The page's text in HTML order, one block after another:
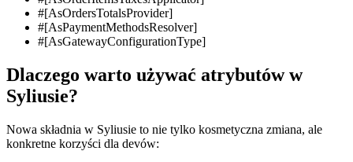
#[AsOrdersTotalsProvider]
#[AsPaymentMethodsResolver]
#[AsGatewayConfigurationType]
Dlaczego warto używać atrybutów w
Syliusie?
Nowa składnia w Syliusie to nie tylko kosmetyczna zmiana, ale
konkretne korzyści dla devów: